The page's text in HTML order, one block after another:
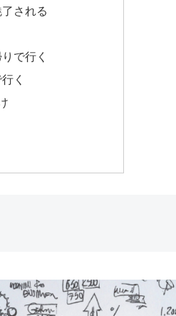
される
で行く
く